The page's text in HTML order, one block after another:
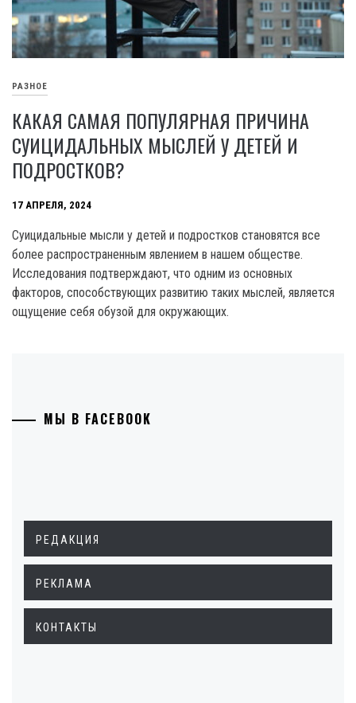
РАЗНОЕ
КАКАЯ САМАЯ ПОПУЛЯРНАЯ ПРИЧИНА
СУИЦИДАЛЬНЫХ МЫСЛЕЙ У ДЕТЕЙ И
ПОДРОСТКОВ?
17 АПРЕЛЯ, 2024
Суицидальные мысли у детей и подростков становятся все
более распространенным явлением в нашем обществе.
Исследования подтверждают, что одним из основных
факторов, способствующих развитию таких мыслей, является
ощущение себя обузой для окружающих.
МЫ В FACEBOOK
РЕДАКЦИЯ
РЕКЛАМА
КОНТАКТЫ